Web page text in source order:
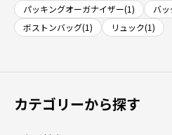
パッキングオーガナイザー(1)
バ
ボストンバッグ(1)
リュック(1)
カテゴリーから探す